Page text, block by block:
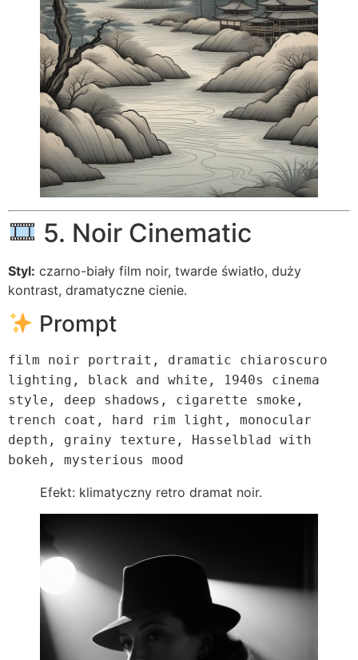
5. Noir Cinematic
Styl: czarno-biały film noir, twarde światło, duży
kontrast, dramatyczne cienie.
Prompt
film noir portrait, dramatic chiaroscuro
lighting, black and white, 1940s
cinema
style, deep shadows , cigarette smoke,
trench coat, hard rim light, monocular
depth, grainy texture, Hasselblad with
bokeh, mysterious mood
Efekt: klimatyczny retro dramat noir.